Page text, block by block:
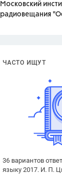
Московский
радиовещания
ЧАСТО ИЩУТ
36 вариантов
языку 2017. И. П.